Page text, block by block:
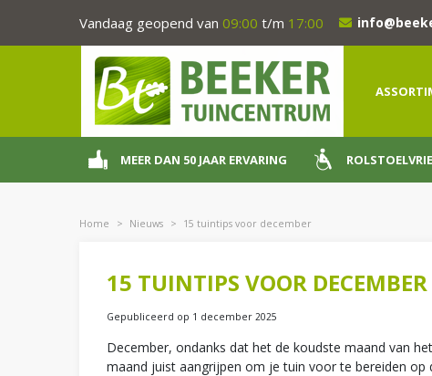
content
Home > Nieuws > 15 tuintips voor december
Vandaag geopend van 09:00 t/m 17:00
MEER DAN 50 JAAR ERVARING
15 TUINTIPS VOOR DECEMBER
Gepubliceerd op 1 december 2025
December, ondanks dat het de koudste maand van
maand juist aangrijpen om je tuin voor te bereiden